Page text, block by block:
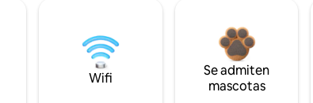
Wifi
Se admiten
mascotas